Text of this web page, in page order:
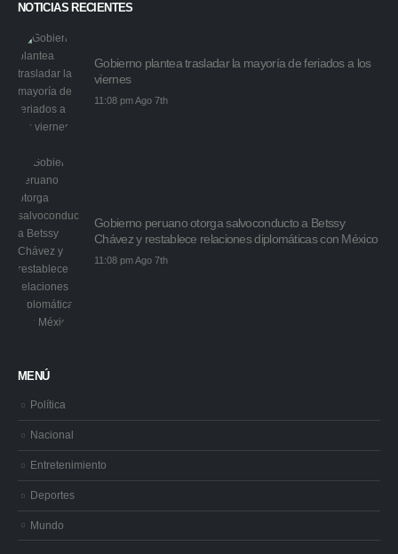
NOTICIAS RECIENTES
Gobierno plantea trasladar la mayoría de feriados a los
viernes
11:08 pm Ago 7th
Gobierno peruano otorga salvoconducto a Betssy
Chávez y restablece relaciones diplomáticas con México
11:08 pm Ago 7th
MENÚ
Política
Nacional
Entretenimiento
Deportes
Mundo